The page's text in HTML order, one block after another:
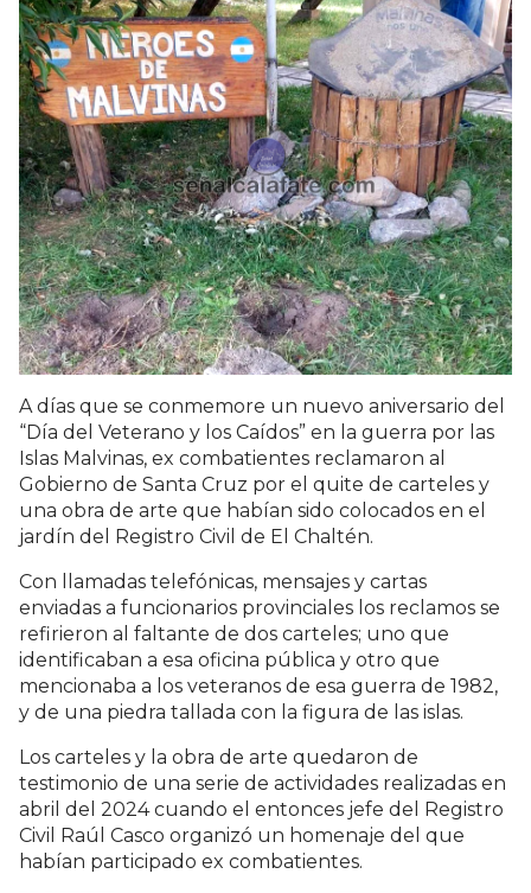
A días que se conmemore un nuevo aniversario del
“Día del Veterano y los Caídos” en la guerra por las
Islas Malvinas, ex combatientes reclamaron al
Gobierno de Santa Cruz por el quite de carteles y
una obra de arte que habían sido colocados en el
jardín del Registro Civil de El Chaltén.
Con llamadas telefónicas, mensajes y cartas
enviadas a funcionarios provinciales los reclamos se
refirieron al faltante de dos carteles; uno que
identificaban a esa oficina pública y otro que
mencionaba a los veteranos de esa guerra de 1982,
y de una piedra tallada con la figura de las islas.
Los carteles y la obra de arte quedaron de
testimonio de una serie de actividades realizadas en
abril del 2024 cuando el entonces jefe del Registro
Civil Raúl Casco organizó un homenaje del que
habían participado ex combatientes.